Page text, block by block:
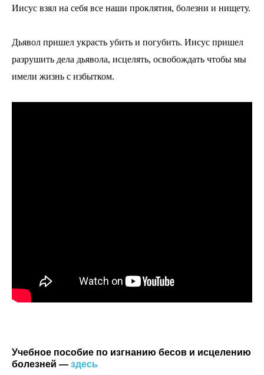
Иисус взял на себя все наши проклятия, болезни и нищету.
Дьявол пришел украсть убить и погубить. Иисус пришел
разрушить дела дьявола, исцелять, освобождать чтобы мы
имели жизнь с избытком.
Учебное пособие по изгнанию бесов и исцелению
болезней — здесь